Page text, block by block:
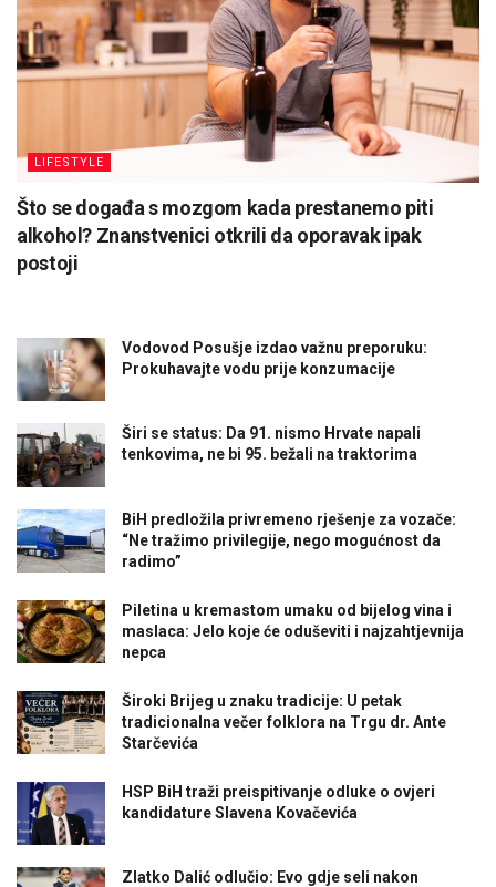
LIFESTYLE
Što se događa s mozgom kada prestanemo piti
alkohol? Znanstvenici otkrili da oporavak ipak
postoji
Vodovod Posušje izdao važnu preporuku:
Prokuhavajte vodu prije konzumacije
Širi se status: Da 91. nismo Hrvate napali
tenkovima, ne bi 95. bežali na traktorima
BiH predložila privremeno rješenje za vozače:
“Ne tražimo privilegije, nego mogućnost da
radimo”
Piletina u kremastom umaku od bijelog vina i
maslaca: Jelo koje će oduševiti i najzahtjevnija
nepca
Široki Brijeg u znaku tradicije: U petak
tradicionalna večer folklora na Trgu dr. Ante
Starčevića
HSP BiH traži preispitivanje odluke o ovjeri
kandidature Slavena Kovačevića
Zlatko Dalić odlučio: Evo gdje seli nakon